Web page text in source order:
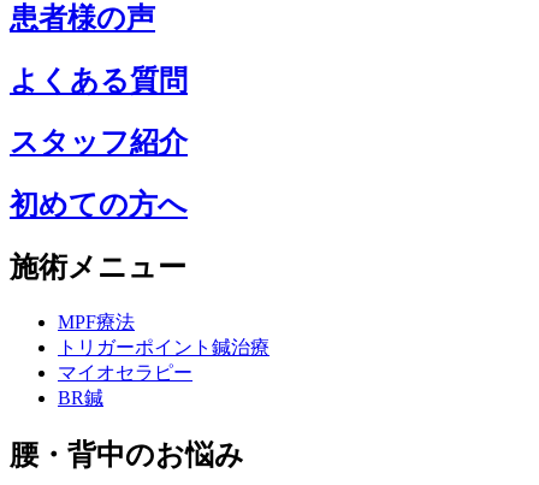
患者様の声
よくある質問
スタッフ紹介
初めての方へ
施術メニュー
MPF療法
トリガーポイント鍼治療
マイオセラピー
BR鍼
腰・背中のお悩み